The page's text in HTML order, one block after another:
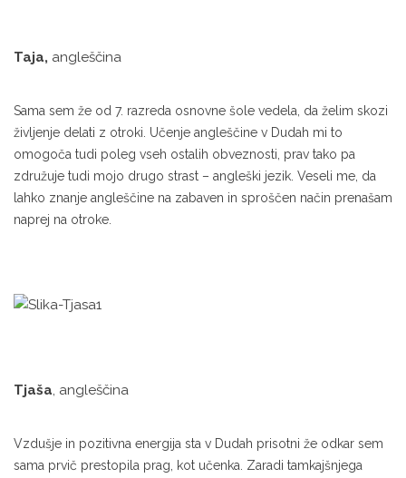
Taja, angleščina
Sama sem že od 7. razreda osnovne šole vedela, da želim skozi
življenje delati z otroki. Učenje angleščine v Dudah mi to
omogoča tudi poleg vseh ostalih obveznosti, prav tako pa
združuje tudi mojo drugo strast – angleški jezik. Veseli me, da
lahko znanje angleščine na zabaven in sproščen način prenašam
naprej na otroke.
Tjaša, angleščina
Vzdušje in pozitivna energija sta v Dudah prisotni že odkar sem
sama prvič prestopila prag, kot učenka. Zaradi tamkajšnjega